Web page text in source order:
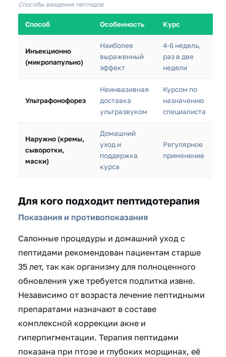
Способы введения пептидов
Способ Особенность Курс
Инъекционно
(микропапульно)
Наиболее
выраженный
эффект
4-6 недель,
раз в две
недели
Ультрафонофорез
Неинвазивная
доставка
ультразвуком
Курсом по
назначению
специалиста
Наружно (кремы,
сыворотки,
маски)
Домашний
уход и
поддержка
курса
Регулярное
применение
Для кого подходит пептидотерапия
Показания и противопоказания
Салонные процедуры и домашний уход с
пептидами рекомендован пациентам старше
35 лет, так как организму для полноценного
обновления уже требуется подпитка извне.
Независимо от возраста лечение пептидными
препаратами назначают в составе
комплексной коррекции акне и
гиперпигментации. Терапия пептидами
показана при птозе и глубоких морщинах, её